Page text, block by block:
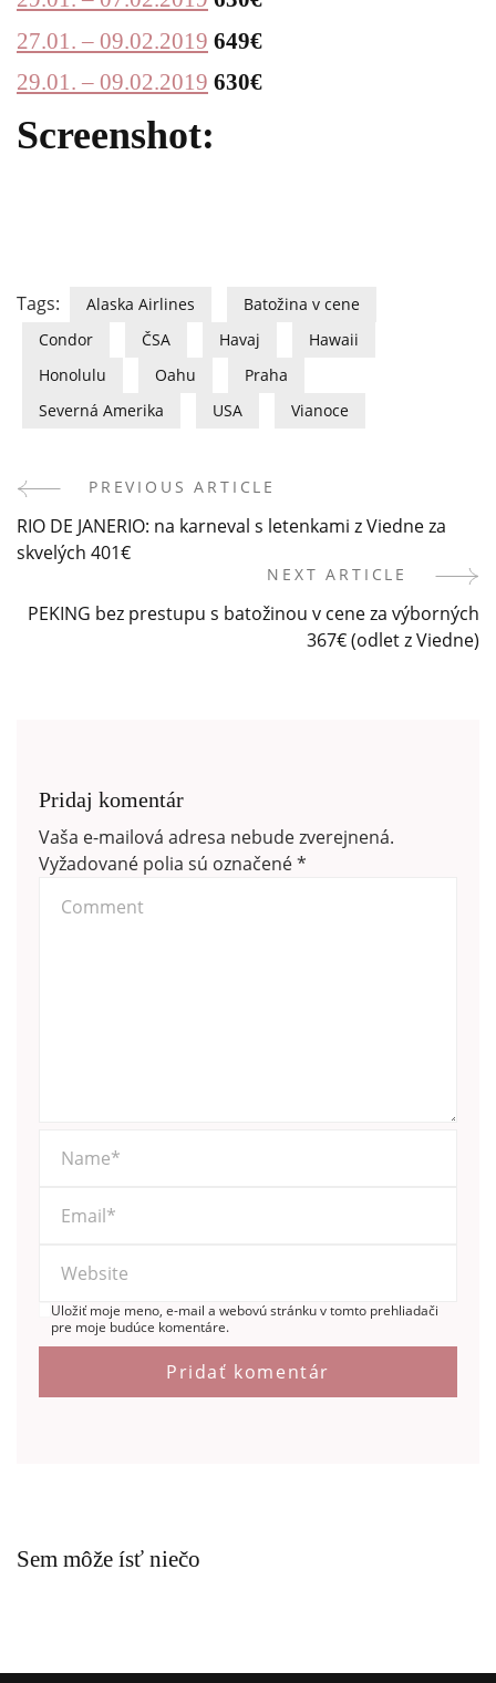
27.01. – 09.02.2019 649€
29.01. – 09.02.2019 630€
Screenshot:
Tags: Alaska Airlines
Batožina v cene
Condor
ČSA Havaj
Hawaii
Honolulu
Oahu
Praha
Severná Amerika
USA Vianoce
Post
Navigation
PREVIOUS ARTICLE
RIO DE JANERIO: na karneval s letenkami z Viedne za
skvelých 401€
NEXT ARTICLE
PEKING bez prestupu s batožinou v cene za výborných
367€ (odlet z Viedne)
Pridaj komentár
Vaša e-mailová adresa nebude zverejnená.
Vyžadované polia sú označené*
Uložiť moje meno, e-mail a webovú stránku v tomto prehliadači
pre moje budúce komentáre.
Sem môže ísť niečo